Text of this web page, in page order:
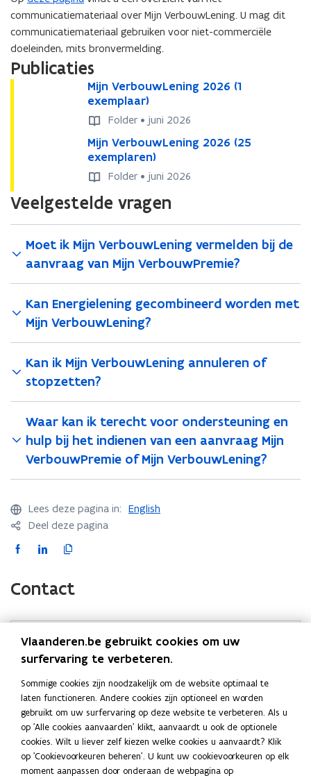
communicatiemateriaal over Mijn VerbouwLening. U mag dit
communicatiemateriaal gebruiken voor niet-commerciële
doeleinden, mits bronvermelding.
Publicaties
o
L
e
n
g
2
6
1
e
x
m
p
Mijn VerbouwLening 2026 (1
exemplaar)
M
i
j
n
V
e
r
o
L
e
n
g
0
2
6
1
e
x
e
m
p
a
a
Folder • juni 2026
V
r
b
o
w
L
e
n
i
n
2
0
2
6
2
5
r
n
)
Mijn VerbouwLening 2026 (25
exemplaren)
M
i
j
n
V
r
b
o
u
w
L
e
n
i
n
2
0
2
6
(
2
5
x
e
m
n
)
Folder • juni 2026
Veelgestelde vragen
Moet ik Mijn VerbouwLening vermelden bij de
aanvraag van Mijn VerbouwPremie?
Kan Energielening gecombineerd worden met
Mijn VerbouwLening?
Kan ik Mijn VerbouwLening annuleren of
stopzetten?
Waar kan ik terecht voor ondersteuning en
hulp bij het indienen van een aanvraag Mijn
VerbouwPremie of Mijn VerbouwLening?
Lees deze pagina in: English
Deel deze pagina
F
c
e
L
k
i
n
o
p
e
n
t
K
i
r
l
i
n
k
n
a
Contact
Vraag over Mijn Verbouwlening? Stuur een mail naar
mijnverbouwlening@vlaanderen.be
(
o
p
e
n
t
i
Heeft u een vraag over een lopende Mijn Verbouwlening
of een ingediend aanvraagdossier? Neem contact op met
uw Energiehuis. Voor andere klachten kunt u gebruik
maken van hetklachtenformulier.
Vlaanderen.be gebruikt cookies om uw
surfervaring te verbeteren.
Sommige cookies zijn noodzakelijk om de website optimaal te
laten functioneren. Andere cookies zijn optioneel en worden
gebruikt om uw surfervaring op deze website te verbeteren. Als u
op 'Alle cookies aanvaarden' klikt, aanvaardt u ook de optionele
cookies. Wilt u liever zelf kiezen welke cookies u aanvaardt? Klik
op 'Cookievoorkeuren beheren'. U kunt uw cookievoorkeuren op elk
moment aanpassen door onderaan de webpagina op